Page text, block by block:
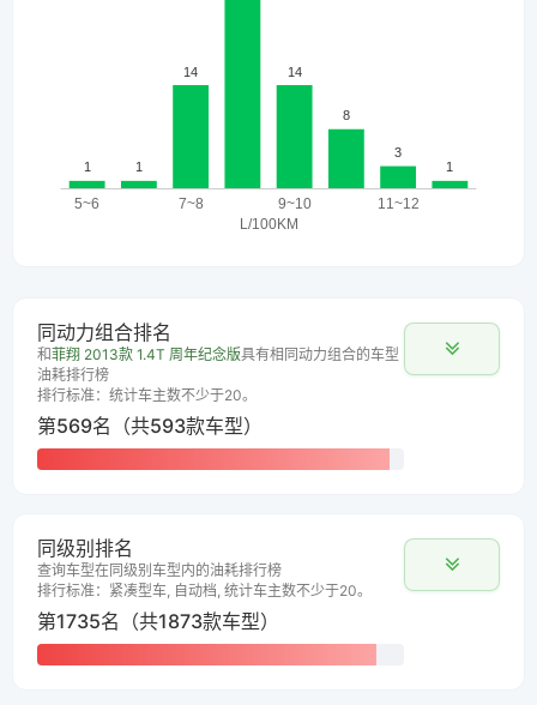
同动力组合排名
和菲翔 2013款 1.4T 周年纪念版具有相同动力组合的车型
油耗排行榜
排行标准：统计车主数不少于20。
第569名（共593款车型）
同级别排名
查询车型在同级别车型内的油耗排行榜
排行标准：紧凑型车, 自动档, 统计车主数不少于20。
第1735名（共1873款车型）